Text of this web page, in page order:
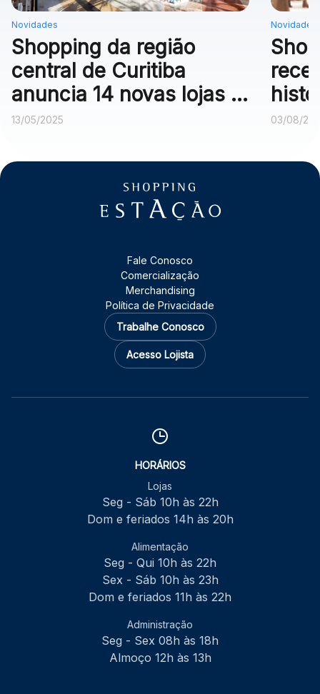
Novidades
Shopping da região
central de Curitiba
anuncia 14 novas lojas e
campanha com carro de
13/05/2025
Novidades
do
03/08/
Fale Conosco
Comercialização
Merchandising
Política de Privacidade
Trabalhe Conosco
Acesso Lojista
HORÁRIOS
Lojas
Seg - Sáb 10h às 22h
Dom e feriados 14h às 20h
Alimentação
Seg - Qui 10h às 22h
Sex - Sáb 10h às 23h
Dom e feriados 11h às 22h
Administração
Seg - Sex 08h às 18h
Almoço 12h às 13h